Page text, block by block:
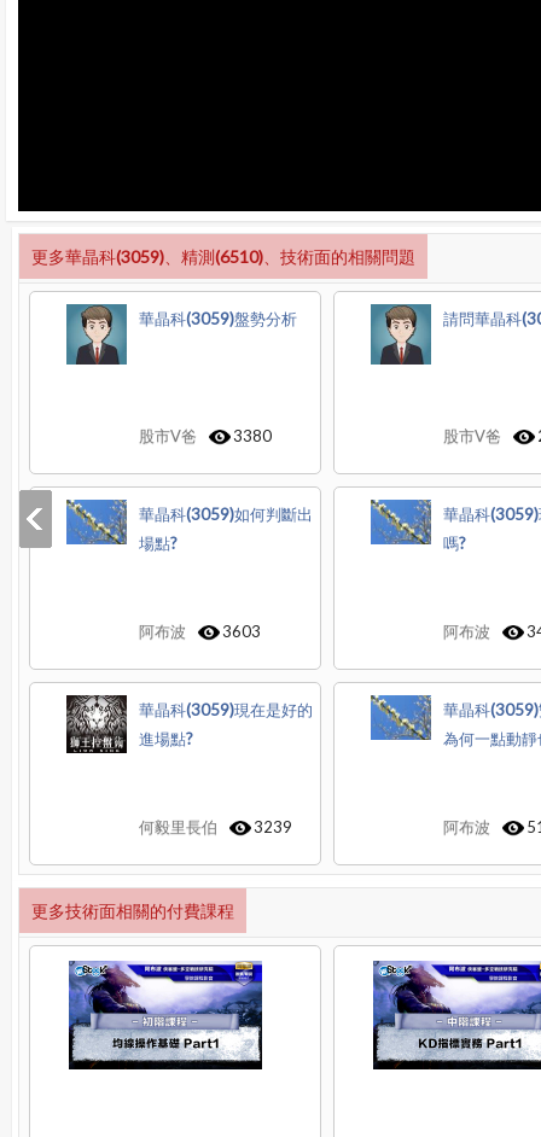
更多華晶科(3059)、精測(6510)、技術面的相關問題
華晶科(3059)盤勢分析
股市V爸 3380
請問華晶科
股市V爸
華晶科(3059)如何判斷出
場點?
阿布波 3603
華晶科
嗎?
阿布波
華晶科(3059)現在是好的
進場點?
何毅里長伯 3239
華晶科
為何一點動
阿布波
更多技術面相關的付費課程